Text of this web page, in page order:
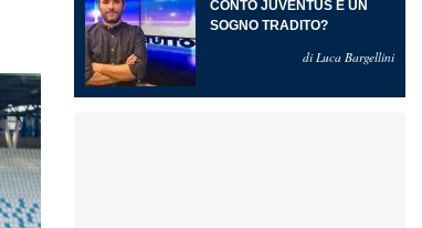
CONTO JUVENTUS E UN
SOGNO TRADITO?
di Luca Bargellini